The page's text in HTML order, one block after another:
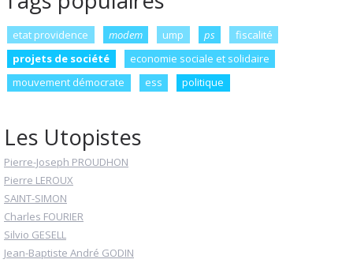
etat providence modem ump ps
fiscalité
projets de société
economie sociale et solidaire
mouvement démocrate
ess politique
Les Utopistes
Pierre-Joseph PROUDHON
Pierre LEROUX
SAINT-SIMON
Charles FOURIER
Silvio GESELL
Jean-Baptiste André GODIN